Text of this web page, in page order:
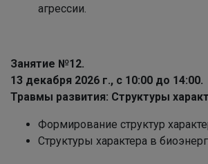
агрессии.
Занятие №12.
13 декабря 2026 г., с 10:00 до 14:00.
Травмы развития: Структуры
Формирование структур
Структуры характера в